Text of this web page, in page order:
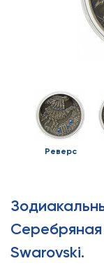
Реверс
Swarovski.